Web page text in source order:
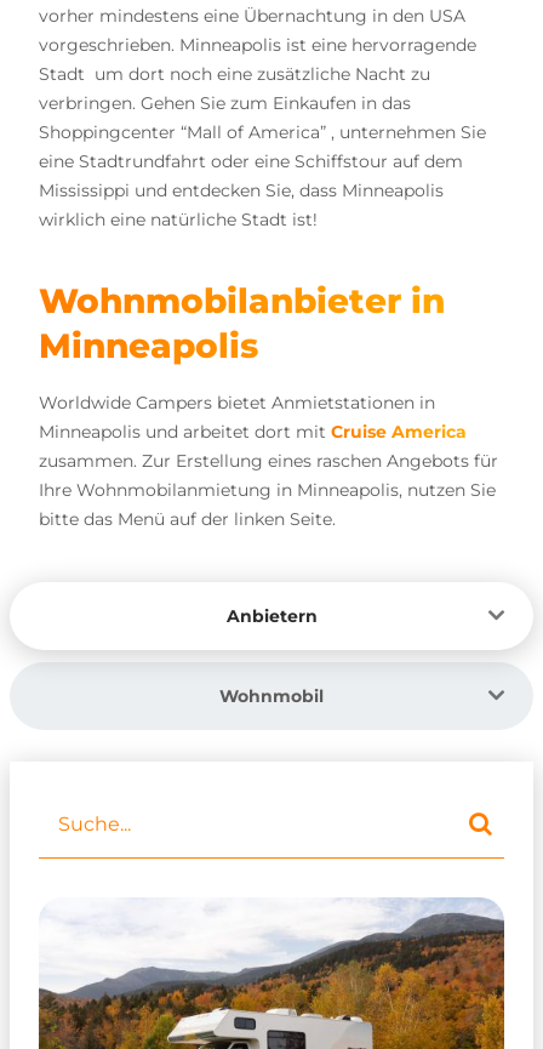
vorher mindestens eine Übernachtung in den USA
vorgeschrieben. Minneapolis ist eine hervorragende
Stadt um dort noch eine zusätzliche Nacht zu
verbringen. Gehen Sie zum Einkaufen in das
Shoppingcenter “Mall of America” , unternehmen Sie
eine Stadtrundfahrt oder eine Schiffstour auf dem
Mississippi und entdecken Sie, dass Minneapolis
wirklich eine natürliche Stadt ist!
Wohnmobilanbieter in
Minneapolis
Worldwide Campers bietet Anmietstationen in
Minneapolis und arbeitet dort mit Cruise America
zusammen. Zur Erstellung eines raschen Angebots für
Ihre Wohnmobilanmietung in Minneapolis, nutzen Sie
bitte das Menü auf der linken Seite.
Anbietern
Wohnmobil